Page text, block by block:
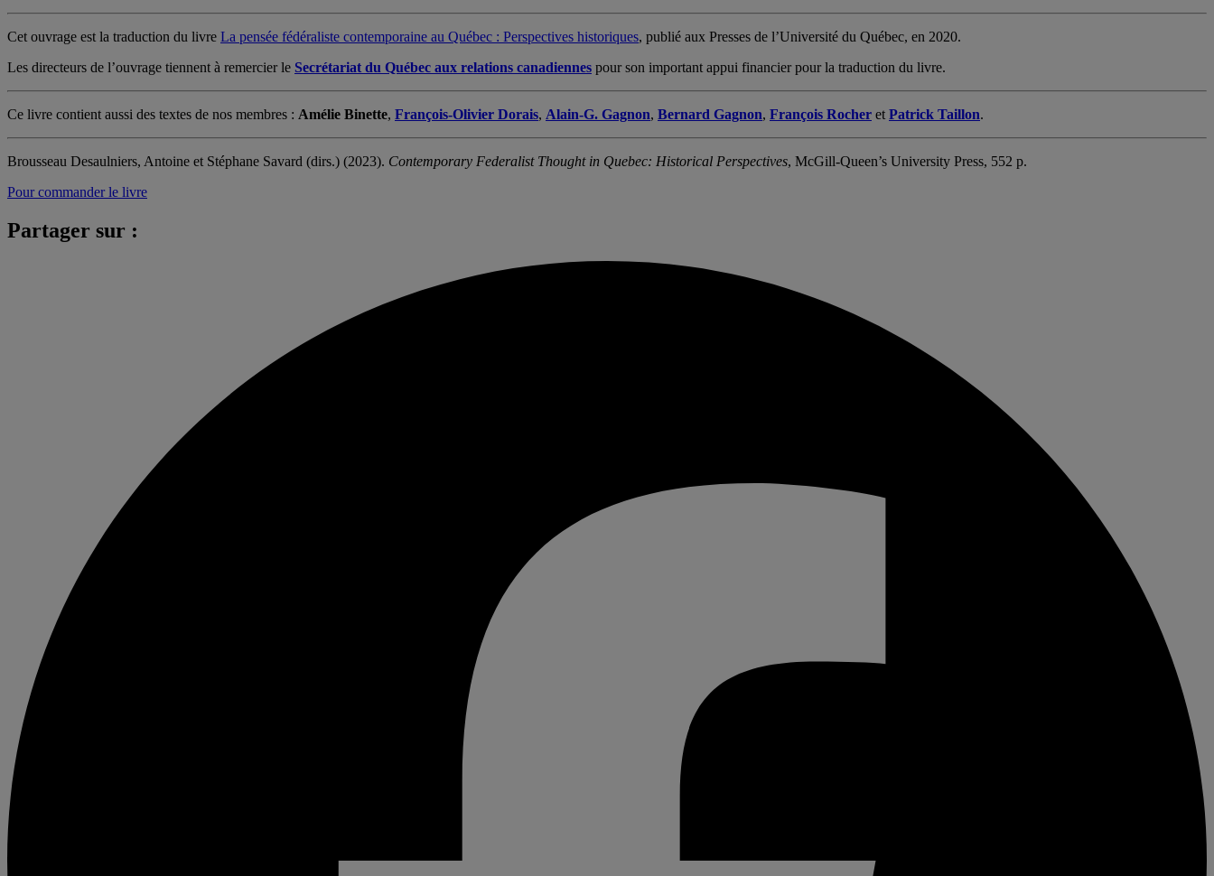
Cet ouvrage est la traduction du livre La pensée fédéraliste contemporaine au Québec : Perspectives historiques, publié aux Presses de l’Université du Québec, en 2020.
Les directeurs de l’ouvrage tiennent à remercier le Secrétariat du Québec aux relations canadiennes pour son important appui financier pour la traduction du livre.
Ce livre contient aussi des textes de nos membres : Amélie Binette, François-Olivier Dorais, Alain-G. Gagnon, Bernard Gagnon, François Rocher et Patrick Taillon.
Brousseau Desaulniers, Antoine et Stéphane Savard (dirs.) (2023). Contemporary Federalist Thought in Quebec: Historical Perspectives, McGill-Queen’s University Press, 552 p.
Pour commander le livre
Partager sur :